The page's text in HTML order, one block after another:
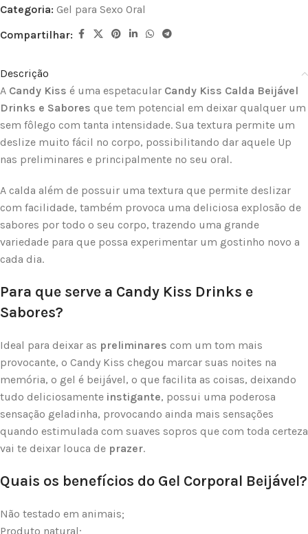
Categoria: Gel para Sexo Oral
Compartilhar:
Descrição
A Candy Kiss é uma espetacular Candy Kiss Calda Beijável
Drinks e Sabores que tem potencial em deixar qualquer um
sem fôlego com tanta intensidade. Sua textura permite um
deslize muito fácil no corpo, possibilitando dar aquele Up
nas preliminares e principalmente no seu oral.
A calda além de possuir uma textura que permite deslizar
com facilidade, também provoca uma deliciosa explosão de
sabores por todo o seu corpo, trazendo uma grande
variedade para que possa experimentar um gostinho novo a
cada dia.
Para que serve a Candy Kiss Drinks e
Sabores?
Ideal para deixar as preliminares com um tom mais
provocante, o Candy Kiss chegou marcar suas noites na
memória, o gel é beijável, o que facilita as coisas, deixando
tudo deliciosamente instigante, possui uma poderosa
sensação geladinha, provocando ainda mais sensações
quando estimulada com suaves sopros que com toda certeza
vai te deixar louca de prazer.
Quais os benefícios do Gel Corporal Beijável?
Não testado em animais;
Produto natural;